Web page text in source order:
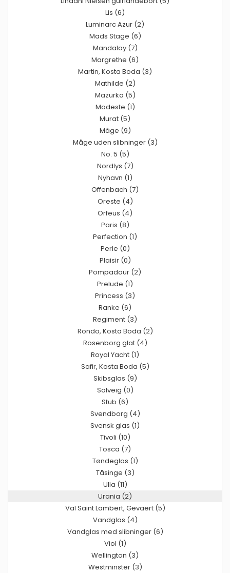
Lis (6)
Luminarc Azur (2)
Mads Stage (6)
Mandalay (7)
Margrethe (6)
Martin, Kosta Boda (3)
Mathilde (2)
Mazurka (5)
Modeste (1)
Murat (5)
Måge (9)
Måge uden slibninger (3)
No. 5 (5)
Nordlys (7)
Nyhavn (1)
Offenbach (7)
Oreste (4)
Orfeus (4)
Paris (8)
Perfection (1)
Perle (0)
Plaisir (0)
Pompadour (2)
Prelude (1)
Princess (3)
Ranke (6)
Regiment (3)
Rondo, Kosta Boda (2)
Rosenborg glat (4)
Royal Yacht (1)
Safir, Kosta Boda (5)
Skibsglas (9)
Solveig (0)
Stub (6)
Svendborg (4)
Svensk glas (1)
Tivoli (10)
Tosca (7)
Tøndeglas (1)
Tåsinge (3)
Ulla (11)
Urania (2)
Val Saint Lambert, Gevaert (5)
Vandglas (4)
Vandglas med slibninger (6)
Viol (1)
Wellington (3)
Westminster (3)